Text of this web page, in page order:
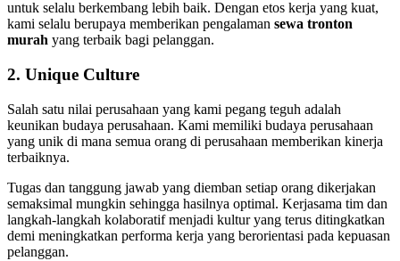
untuk selalu berkembang lebih baik. Dengan etos kerja yang kuat,
kami selalu berupaya memberikan pengalaman sewa tronton
murah yang terbaik bagi pelanggan.
2. Unique Culture
Salah satu nilai perusahaan yang kami pegang teguh adalah
keunikan budaya perusahaan. Kami memiliki budaya perusahaan
yang unik di mana semua orang di perusahaan memberikan kinerja
terbaiknya.
Tugas dan tanggung jawab yang diemban setiap orang dikerjakan
semaksimal mungkin sehingga hasilnya optimal. Kerjasama tim dan
langkah-langkah kolaboratif menjadi kultur yang terus ditingkatkan
demi meningkatkan performa kerja yang berorientasi pada kepuasan
pelanggan.